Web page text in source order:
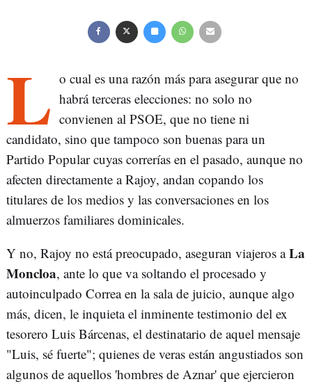
L o cual es una razón más para asegurar que no
habrá terceras elecciones: no solo no
convienen al PSOE, que no tiene ni
candidato, sino que tampoco son buenas para un
Partido Popular cuyas correrías en el pasado, aunque no
afecten directamente a Rajoy, andan copando los
titulares de los medios y las conversaciones en los
almuerzos familiares dominicales.
Y no, Rajoy no está preocupado, aseguran viajeros aLa
Moncloa, ante lo que va soltando el procesado y
autoinculpado Correa en la sala de juicio, aunque algo
más, dicen, le inquieta el inminente testimonio del ex
tesorero Luis Bárcenas, el destinatario de aquel mensaje
"Luis, sé fuerte"; quienes de veras están angustiados son
algunos de aquellos 'hombres de Aznar' que ejercieron